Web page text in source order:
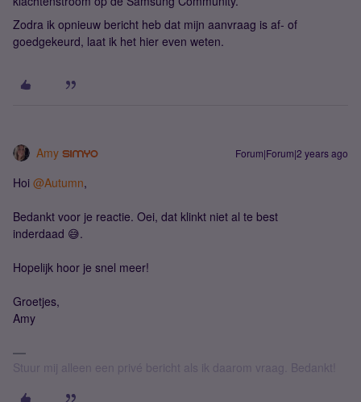
Zodra ik opnieuw bericht heb dat mijn aanvraag is af- of
goedgekeurd, laat ik het hier even weten.
Amy Forum|Forum|2 years ago
Hoi @Autumn,
Bedankt voor je reactie. Oei, dat klinkt niet al te best
inderdaad 😅.
Hopelijk hoor je snel meer!
Groetjes,
Amy
Stuur mij alleen een privé bericht als ik daarom vraag. Bedankt!